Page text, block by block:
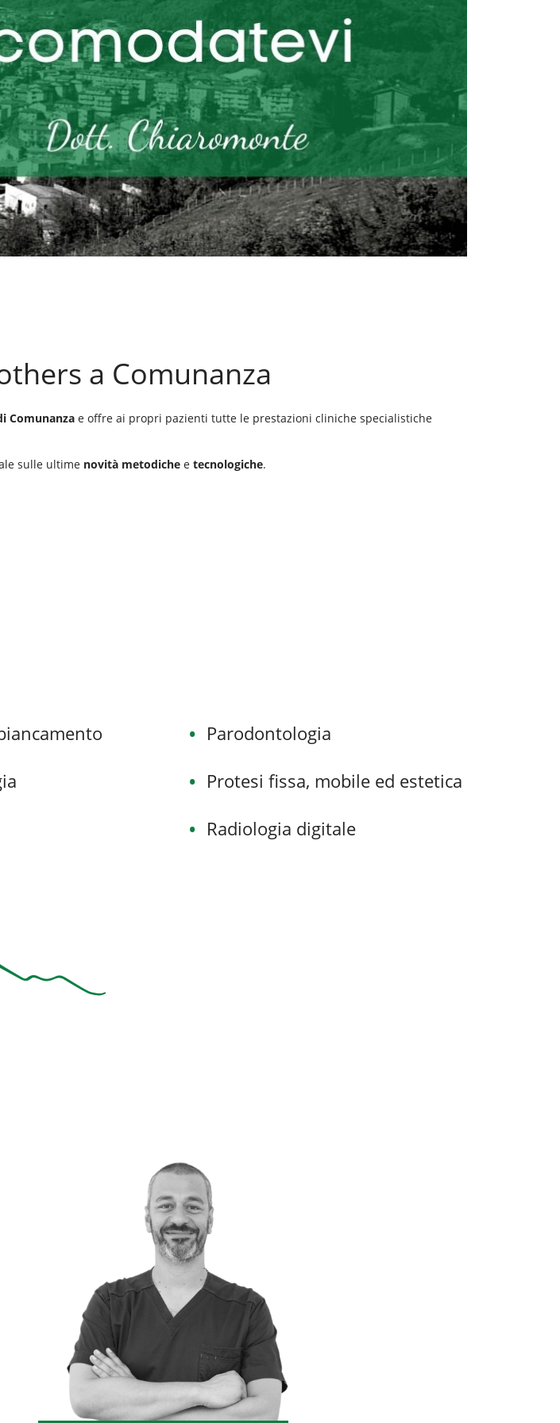
a Comunanza
Comunanza e offre ai propri pazienti tutte le prestazioni cliniche specialistiche
sulle ultime novità metodiche e tecnologiche.
Parodontologia
Protesi fissa, mobile ed estetica
Radiologia digitale